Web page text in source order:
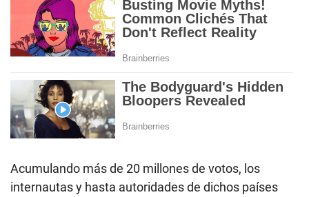
Acumulando más de 20 millones de votos, los
internautas y hasta autoridades de dichos países